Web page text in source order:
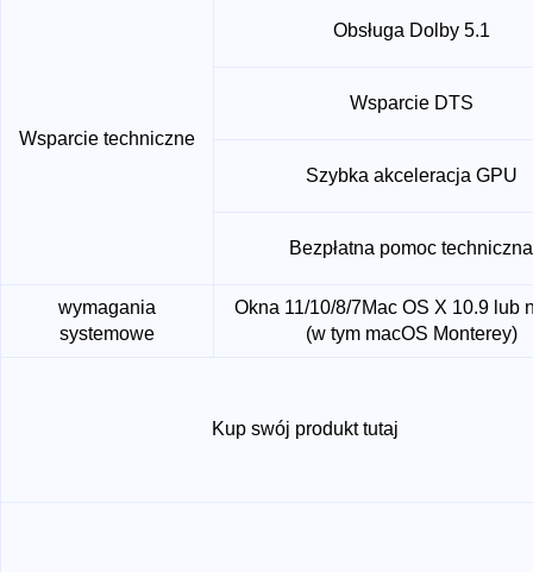
Wsparcie techniczne
Obsługa Dolby 5.1
Wsparcie DTS
Szybka akceleracja GPU
Bezpłatna pomoc techniczna
wymagania
systemowe
Okna 11/10/8/7Mac OS X 10.9 lub
(w tym macOS Monterey)
Kup swój produkt tutaj